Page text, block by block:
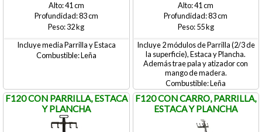
41
83
32
Incluye media Parrilla y Estaca
Leña
41
83
55
Incluye 2 módulos de Parrilla (2/3 de
la superficie), Estaca y Plancha.
Además trae pala y atizador con
mango de madera.
Leña
F120 CON PARRILLA, ESTACA
Y PLANCHA
F120 CON CARRO, PARRILLA,
ESTACA Y PLANCHA